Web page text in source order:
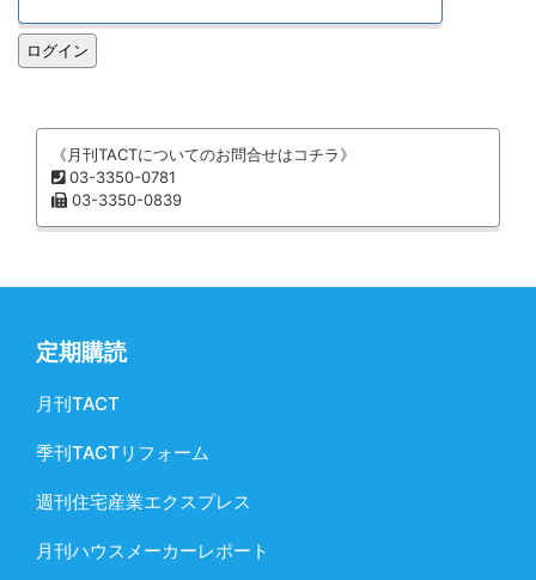
《月刊TACTについてのお問合せはコチラ》
03-3350-0781
03-3350-0839
定期購読
月刊TACT
季刊TACTリフォーム
週刊住宅産業エクスプレス
月刊ハウスメーカーレポート